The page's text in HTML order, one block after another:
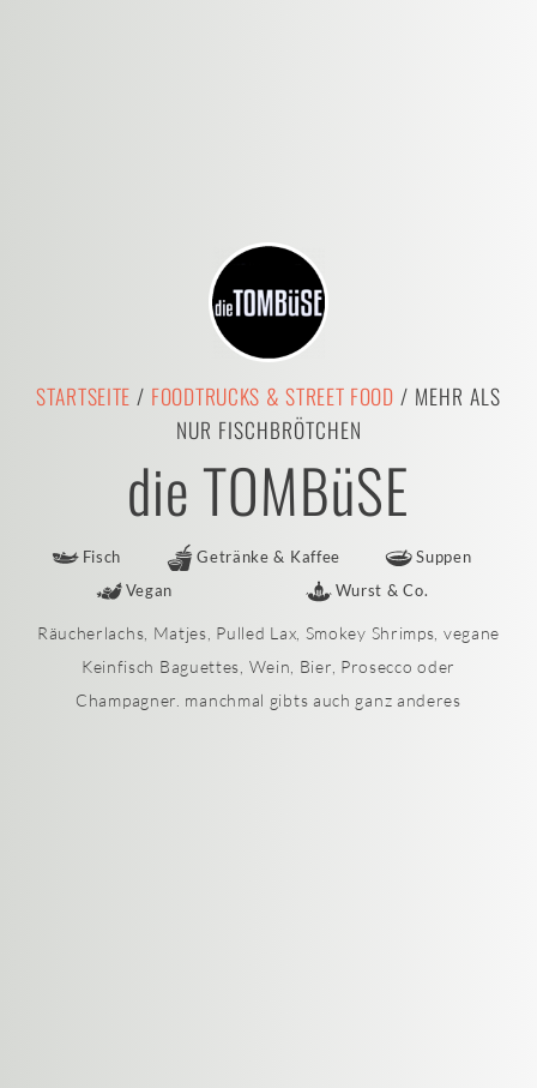
STARTSEITE / FOODTRUCKS & STREET FOOD / MEHR ALS
NUR FISCHBRÖTCHEN
die TOMBüSE
Fisch Getränke & Kaffee
Suppen
Vegan
Wurst & Co.
Räucherlachs, Matjes, Pulled Lax, Smokey Shrimps, vegane
Keinfisch Baguettes, Wein, Bier, Prosecco oder
Champagner. manchmal gibts auch ganz anderes